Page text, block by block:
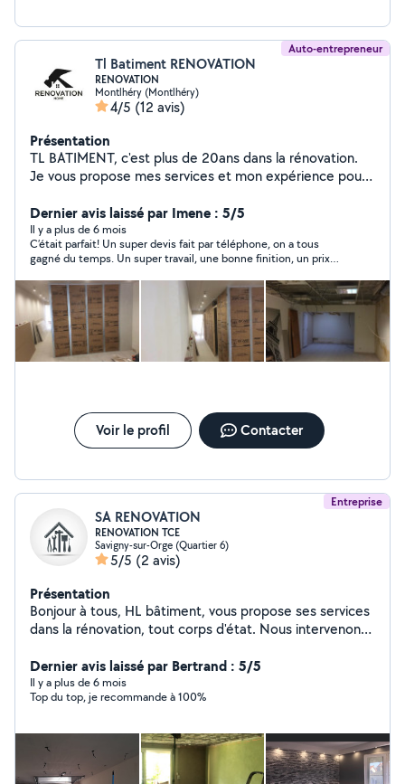
Auto-entrepreneur
Tl Batiment RENOVATION
RENOVATION
Montlhéry (Montlhéry)
4/5 (12 avis)
Présentation
TL BATIMENT, c'est plus de 20ans dans la rénovation.
Je vous propose mes services et mon expérience pour
Electricité -Plâtrerie (placo, enduit général) -Peinture -
Revêtement du sol (parquet, carrelage) -Faïence
Assurance DECENNALE
Dernier avis laissé par Imene : 5/5
Il y a plus de 6 mois
C’était parfait! Un super devis fait par téléphone, on a tous
gagné du temps. Un super travail, une bonne finition, un prix
encore !!!
Voir le profil Contacter
Entreprise
SA RENOVATION
RENOVATION TCE
Savigny-sur-Orge (Quartier 6)
5/5 (2 avis)
Présentation
Bonjour à tous, HL bâtiment, vous propose ses services
dans la rénovation, tout corps d'état. Nous intervenons
l'entièreté de notre activité : -Électricitér -Plomberie -
Isolation -Plâtrerie -Revêtements de sol souple et dur
(Parquet / Carrelage) -Peinture -Pose de Cuisine Notre
Nous vous garantissons un travail de qualité à des prix
très raisonnable. Au plaisir d'avoir l'opportunité de
rendre votre quotidien meilleur.
Dernier avis laissé par Bertrand : 5/5
Il y a plus de 6 mois
Top du top, je recommande à 100%